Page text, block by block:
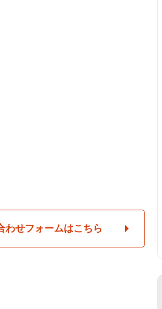
わせフォームはこちら